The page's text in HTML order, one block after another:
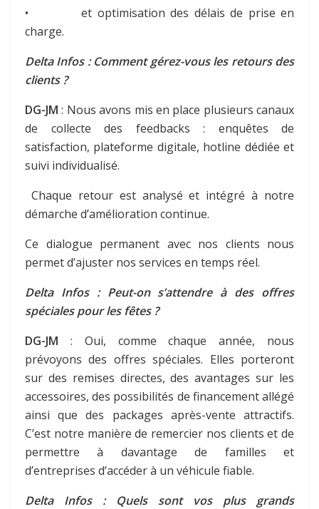
• et optimisation des délais de prise en
charge.
Delta Infos : Comment gérez-vous les retours des
clients ?
DG-JM : Nous avons mis en place plusieurs canaux
de collecte des feedbacks : enquêtes de
satisfaction, plateforme digitale, hotline dédiée et
suivi individualisé.
Chaque retour est analysé et intégré à notre
démarche d’amélioration continue.
Ce dialogue permanent avec nos clients nous
permet d’ajuster nos services en temps réel.
Delta Infos : Peut-on s’attendre à des offres
spéciales pour les fêtes ?
DG-JM : Oui, comme chaque année, nous
prévoyons des offres spéciales. Elles porteront
sur des remises directes, des avantages sur les
accessoires, des possibilités de financement allégé
ainsi que des packages après-vente attractifs.
C’est notre manière de remercier nos clients et de
permettre à davantage de familles et
d’entreprises d’accéder à un véhicule fiable.
Delta Infos : Quels sont vos plus grands